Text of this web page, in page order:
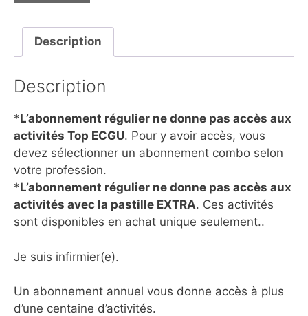
Description
Description
*L’abonnement régulier ne donne pas accès aux
activités Top ECGU. Pour y avoir accès, vous
devez sélectionner un abonnement combo selon
votre profession.
*L’abonnement régulier ne donne pas accès aux
activités avec la pastille EXTRA. Ces activités
sont disponibles en achat unique seulement..
Je suis infirmier(e).
Un abonnement annuel vous donne accès à plus
d’une centaine d’activités.